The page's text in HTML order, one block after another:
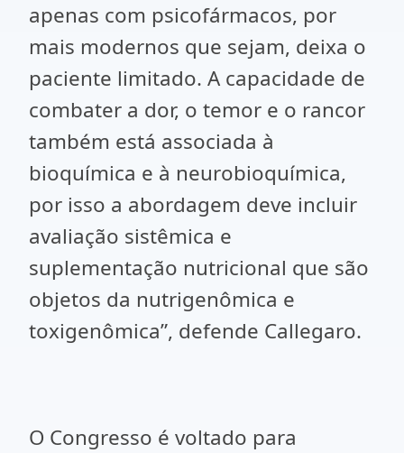
apenas com psicofármacos, por
mais modernos que sejam, deixa o
paciente limitado. A capacidade de
combater a dor, o temor e o rancor
também está associada à
bioquímica e à neurobioquímica,
por isso a abordagem deve incluir
avaliação sistêmica e
suplementação nutricional que são
objetos da nutrigenômica e
toxigenômica”, defende Callegaro.
O Congresso é voltado para